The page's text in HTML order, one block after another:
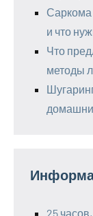
Саркома
и что
Что
методы
25